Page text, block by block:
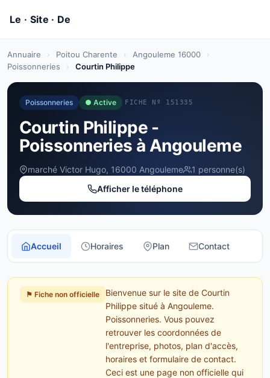
Annuaire › Poitou Charente › Angouleme 16000
›
Poissonneries
› Courtin Philippe
Poissonneries ● Active FICHE Nº 151335
Courtin Philippe -
Poissonneries à Angouleme
marché Victor Hugo, 16000 Angouleme
1 personne(s)
Afficher le téléphone
Accueil Horaires Plan Contact
⚑ Fiche non officielle
Bienvenue sur le site de Courtin
Philippe situé à Angouleme.
Poissonneries. Vous pouvez
retrouver les coordonnées de
l'entreprise, photos, plan d'accès,
horaires et formulaire de contact.
Ceci est une page non officielle qui